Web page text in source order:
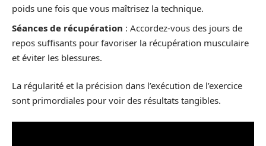
poids une fois que vous maîtrisez la technique.
Séances de récupération : Accordez-vous des jours de
repos suffisants pour favoriser la récupération musculaire
et éviter les blessures.
La régularité et la précision dans l’exécution de l’exercice
sont primordiales pour voir des résultats tangibles.